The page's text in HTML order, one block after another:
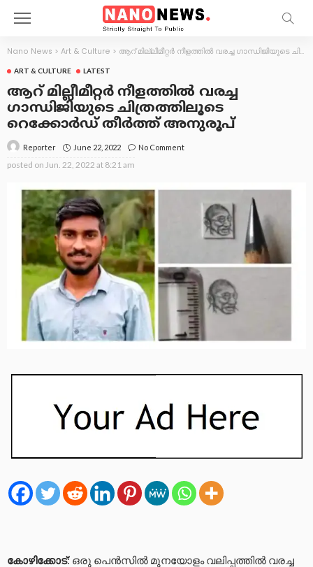
Nano News > Art & Culture > ആറ് മില്ലീമീറ്റര്‍ നീളത്തില്‍ വരച്ച ഗാന്ധിജിയുടെ ചിത്രത്തിലൂടെ റെക്കോര്‍ഡ് തീര്‍ത്ത് അനുരൂപ്
ART & CULTURE LATEST
ആറ് മില്ലീമീറ്റര്‍ നീളത്തില്‍ വരച്ച
ഗാന്ധിജിയുടെ ചിത്രത്തിലൂടെ
റെക്കോര്‍ഡ് തീര്‍ത്ത് അനുരൂപ്
Reporter June 22, 2022 No Comment
posted on Jun. 22, 2022 at 8:21 am
കോഴിക്കോട്: ഒരു പെന്‍സില്‍ മുനയോളം വലിപ്പത്തില്‍ വരച്ച